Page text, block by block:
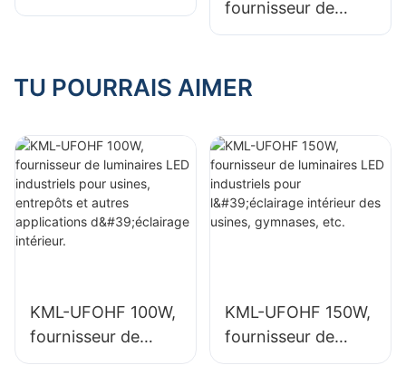
luminaires LED
des usines,
fournisseur de
luminaires LED
l'éclairage intérieur
d'exposition,
gymnases, etc.
TU POURRAIS AIMER
KML-UFOHF 100W,
fournisseur de
luminaires LED
KML-UFOHF 150W,
fournisseur de
luminaires LED